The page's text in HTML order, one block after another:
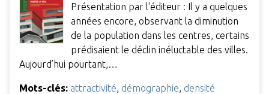
Présentation par l'éditeur : Il y a quelques
années encore, observant la diminution
de la population dans les centres, certains
prédisaient le déclin inéluctable des villes.
Aujourd’hui pourtant,…
Mots-clés: attractivité démographie densité